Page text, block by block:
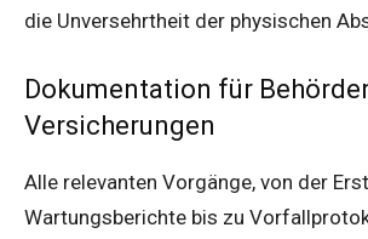
die Unversehrtheit der physischen
Dokumentation für
Versicherungen
Alle relevanten Vorgänge, von der
Wartungsberichte bis zu